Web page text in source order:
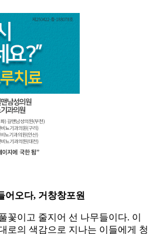
어오다, 거창창포원
꽃이고 줄지어 선 나무들이다. 이
로의 색감으로 지나는 이들에게 청